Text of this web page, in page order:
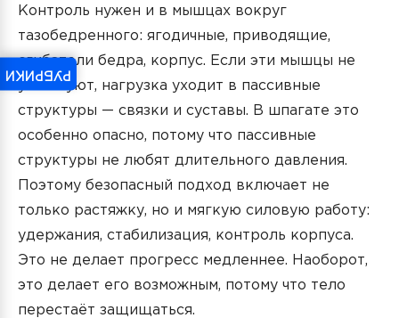
Контроль нужен и в мышцах вокруг
тазобедренного: ягодичные, приводящие,
сгибатели бедра, корпус. Если эти мышцы не
участвуют, нагрузка уходит в пассивные
структуры — связки и суставы. В шпагате это
особенно опасно, потому что пассивные
структуры не любят длительного давления.
Поэтому безопасный подход включает не
только растяжку, но и мягкую силовую работу:
удержания, стабилизация, контроль корпуса.
Это не делает прогресс медленнее. Наоборот,
это делает его возможным, потому что тело
перестаёт защищаться.
РУБРИКИ